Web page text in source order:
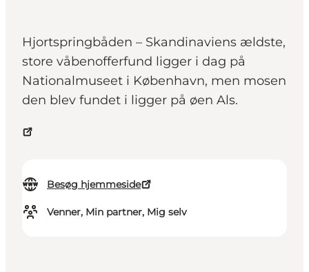
Hjortspringbåden – Skandinaviens ældste,
store våbenofferfund ligger i dag på
Nationalmuseet i København, men mosen
den blev fundet i ligger på øen Als.
Besøg hjemmeside
Venner, Min partner, Mig selv